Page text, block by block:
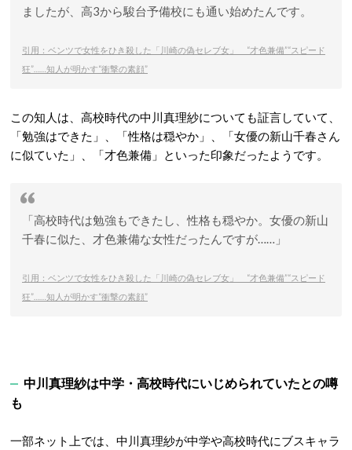
ましたが、高3から駿台予備校にも通い始めたんです。
引用：ベンツで女性をひき殺した「川崎の偽セレブ女」 “才色兼備”“スピード
狂”……知人が明かす“衝撃の素顔”
この知人は、高校時代の中川真理紗についても証言していて、
「勉強はできた」、「性格は穏やか」、「女優の新山千春さん
に似ていた」、「才色兼備」といった印象だったようです。
「高校時代は勉強もできたし、性格も穏やか。女優の新山
千春に似た、才色兼備な女性だったんですが……」
引用：ベンツで女性をひき殺した「川崎の偽セレブ女」 “才色兼備”“スピード
狂”……知人が明かす“衝撃の素顔”
中川真理紗は中学・高校時代にいじめられていたとの噂
も
一部ネット上では、中川真理紗が中学や高校時代にブスキャラ